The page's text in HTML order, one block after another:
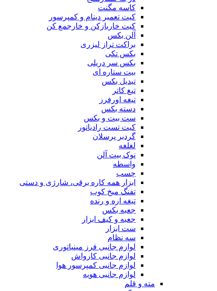
کاسه مگنت
کیت تعمیر دینام و کمپرسور
کیت خاربازکن و خارجمع کن
آلن بکس
براکت تراز لیزری
بکس تکی
بکس سر دریلی
بیت ستاره ای
تبدیل بکس
تیغ کاتر
تیغه اورفرز
دسته بکس
ست بیت و بکس
کیت تست رادیاتور
گردبر پرسلان
لغلغه
نوک بیت آلن
واسطه
چسب
ابزار همه کاره برقی، شارژی و دستی
تفنگ میخ کوب
تیغه اره و رنده
جعبه بکس
جعبه و کیف ابزار
ست ابزار
سه نظام
لوازم جانبی فرز مینیاتوری
لوازم جانبی کارواش
لوازم جانبی کمپرسور هوا
لوازم جانبی هویه
مته و قلم